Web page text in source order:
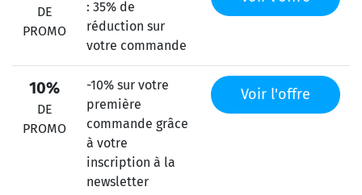
DE
PROMO
: 35% de
réduction sur
votre commande
10%
DE
PROMO
-10% sur votre
première
commande grâce
à votre
inscription à la
newsletter
Voir l'offre